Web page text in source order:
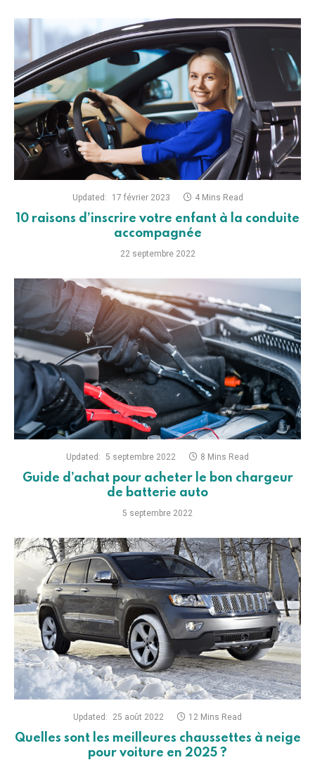
Updated: 17 février 2023 4 Mins Read
10 raisons d’inscrire votre enfant à la conduite
accompagnée
22 septembre 2022
Updated: 5 septembre 2022 8 Mins Read
Guide d’achat pour acheter le bon chargeur
de batterie auto
5 septembre 2022
Updated: 25 août 2022 12 Mins Read
Quelles sont les meilleures chaussettes à neige
pour voiture en 2025 ?